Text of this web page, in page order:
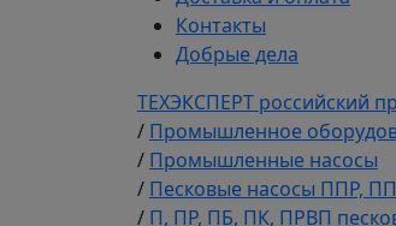
Контакты
Добрые дела
ТЕХЭКСПЕРТ российский
/ Промышленное
/ Промышленные насосы
/ Песковые насосы ППР,
/ П, ПР, ПБ, ПК, ПРВП